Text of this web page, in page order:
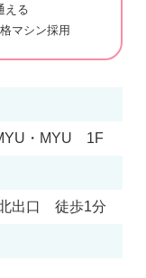
える
マシン採用
・MYU 1F
出口 徒歩1分